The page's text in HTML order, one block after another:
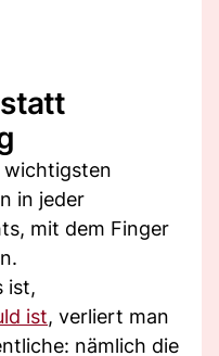
wichtigsten
in jeder
mit dem Finger
ist,
ist, verliert man
nämlich die